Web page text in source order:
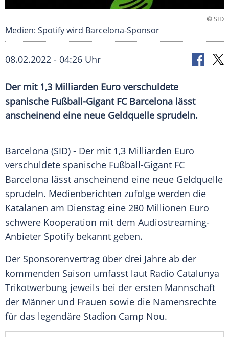
©SID
Medien: Spotify wird Barcelona-Sponsor
08.02.2022 - 04:26 Uhr
Der mit 1,3 Milliarden Euro verschuldete
spanische Fußball-Gigant FC Barcelona lässt
anscheinend eine neue Geldquelle sprudeln.
Barcelona (SID) - Der mit 1,3 Milliarden Euro
verschuldete spanische Fußball-Gigant FC
Barcelona lässt anscheinend eine neue Geldquelle
sprudeln. Medienberichten zufolge werden die
Katalanen am Dienstag eine 280 Millionen Euro
schwere Kooperation mit dem Audiostreaming-
Anbieter Spotify bekannt geben.
Der Sponsorenvertrag über drei Jahre ab der
kommenden Saison umfasst laut Radio Catalunya
Trikotwerbung jeweils bei der ersten Mannschaft
der Männer und Frauen sowie die Namensrechte
für das legendäre Stadion Camp Nou.